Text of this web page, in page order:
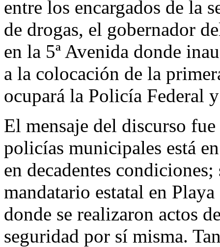
entre los encargados de la
de drogas, el gobernador
en la 5ª Avenida donde
a la colocación de la
ocupará la Policía Federal
El mensaje del discurso
policías municipales está
en decadentes
mandatario estatal en
donde se realizaron actos
seguridad por sí misma.